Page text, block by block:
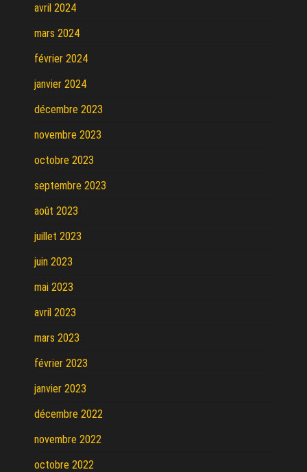
avril 2024
mars 2024
février 2024
janvier 2024
décembre 2023
novembre 2023
octobre 2023
septembre 2023
août 2023
juillet 2023
juin 2023
mai 2023
avril 2023
mars 2023
février 2023
janvier 2023
décembre 2022
novembre 2022
octobre 2022